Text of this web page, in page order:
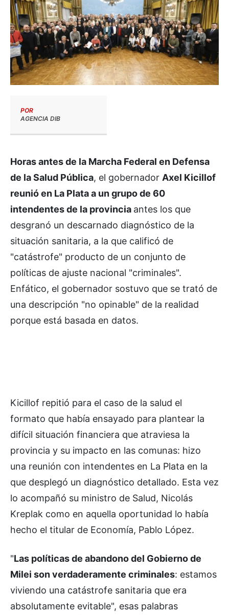
POR
AGENCIA DIB
Horas antes de la Marcha Federal en Defensa
de la Salud Pública, el gobernador Axel Kicillof
reunió en La Plata a un grupo de 60
intendentes de la provincia antes los que
desgranó un descarnado diagnóstico de la
situación sanitaria, a la que calificó de
"catástrofe" producto de un conjunto de
políticas de ajuste nacional "criminales".
Enfático, el gobernador sostuvo que se trató de
una descripción "no opinable" de la realidad
porque está basada en datos.
Kicillof repitió para el caso de la salud el
formato que había ensayado para plantear la
difícil situación financiera que atraviesa la
provincia y su impacto en las comunas: hizo
una reunión con intendentes en La Plata en la
que desplegó un diagnóstico detallado. Esta vez
lo acompañó su ministro de Salud, Nicolás
Kreplak como en aquella oportunidad lo había
hecho el titular de Economía, Pablo López.
"Las políticas de abandono del Gobierno de
Milei son verdaderamente criminales: estamos
viviendo una catástrofe sanitaria que era
absolutamente evitable", esas palabras